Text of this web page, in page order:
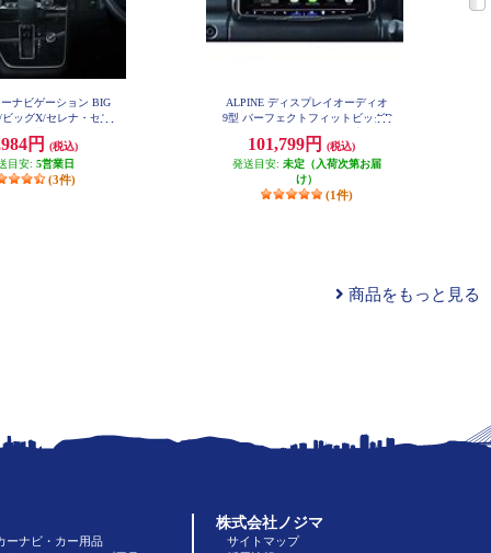
ナビゲーション BIG
ッグX/セレナ・セレ
SE-27-L-AM
円
(税込)
目安: 5営業日
(3件)
ALPINE ディスプレイオーディオ
9型 パーフェクトフィットビッグD
droidAuto AppleCarPlay PF9DA-JI-6
4
101,799円
(税込)
発送目安: 未定（入荷次第お届
け）
(1件)
商品をもっと見る
ーナビ・カー用品
株式会社ノジマ
サイトマップ